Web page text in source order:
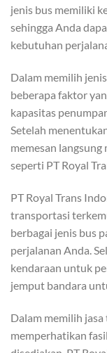
jenis bus memiliki
sehingga Anda
kebutuhan
Dalam memilih
beberapa faktor
kapasitas
Setelah
memesan
seperti PT Royal
PT Royal Trans
transportasi
berbagai jenis bus
perjalanan Anda.
kendaraan untuk
jemput bandara
Dalam memilih
memperhatikan